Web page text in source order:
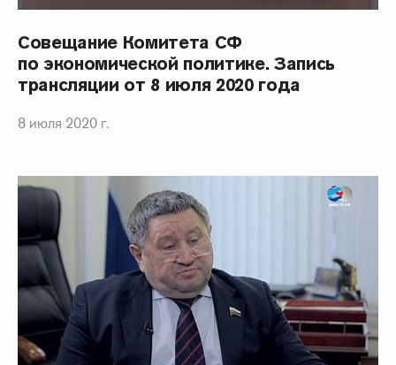
Совещание Комитета СФ
по экономической политике. Запись
трансляции от 8 июля 2020 года
8 июля 2020 г.